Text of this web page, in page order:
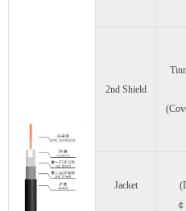
2nd Shield
Jacket